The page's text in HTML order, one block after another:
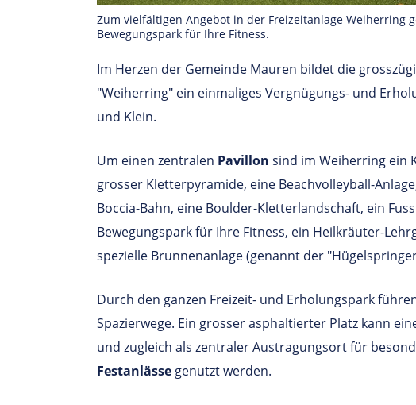
Zum vielfältigen Angebot in der Freizeitanlage Weiherring
Bewegungspark für Ihre Fitness.
Im Herzen der Gemeinde Mauren bildet die
"Weiherring" ein einmaliges Vergnügungs- und
und Klein.
Um einen zentralen Pavillon sind im Weiherring ein
grosser Kletterpyramide, eine Beachvolleyball-
Boccia-Bahn, eine Boulder-Kletterlandschaft, ein
Bewegungspark für Ihre Fitness, ein Heilkräuter-
spezielle Brunnenanlage (genannt der
Durch den ganzen Freizeit- und Erholungspark
Spazierwege. Ein grosser asphaltierter Platz kann
und zugleich als zentraler Austragungsort für
Festanlässe genutzt werden.